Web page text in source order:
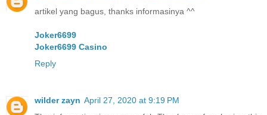
artikel yang bagus, thanks informasinya ^^
Joker6699
Joker6699 Casino
Reply
wilder zayn April 27, 2020 at 9:19 PM